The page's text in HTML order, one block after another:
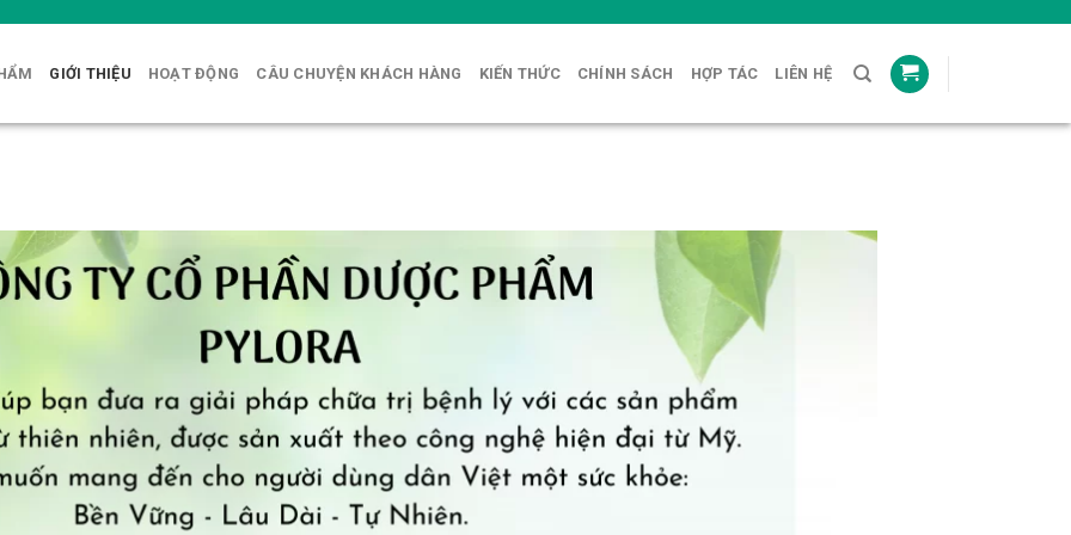
GIỚI THIỆU HOẠT ĐỘNG CÂU CHUYỆN KHÁCH HÀNG KIẾN THỨC CHÍNH SÁCH HỢP TÁC LIÊN HỆ